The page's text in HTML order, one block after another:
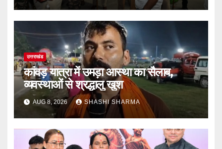
उत्तराखंड
कांवड़ यात्रा में उमड़ा आस्था का सैलाब,
व्यवस्थाओं से श्रद्धालु खुश
AUG 8, 2026 SHASHI SHARMA